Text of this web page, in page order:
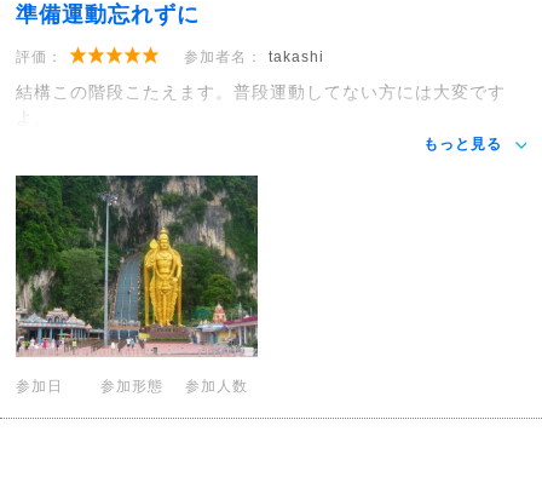
準備運動忘れずに
評価： 参加者名： takashi
結構この階段こたえます。普段運動してない方には大変です
もっと見る
参加日 参加形態 参加人数